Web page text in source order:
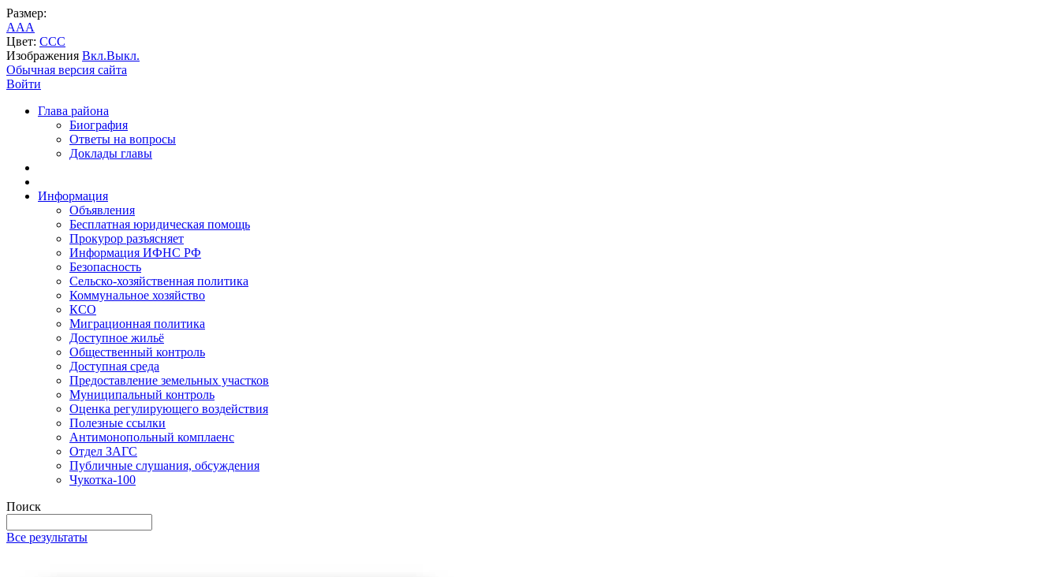
Размер:
AAA
Цвет: CCC
Изображения Вкл.Выкл.
Обычная версия сайта
Войти
Глава района
Биография
Ответы на вопросы
Доклады главы
Информация
Объявления
Бесплатная юридическая помощь
Прокурор разъясняет
Информация ИФНС РФ
Безопасность
Сельско-хозяйственная политика
Коммунальное хозяйство
КСО
Миграционная политика
Доступное жильё
Общественный контроль
Доступная среда
Предоставление земельных участков
Муниципальный контроль
Оценка регулирующего воздействия
Полезные ссылки
Антимонопольный комплаенс
Отдел ЗАГС
Публичные слушания, обсуждения
Чукотка-100
Поиск
Все результаты